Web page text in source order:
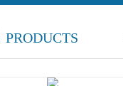
PRODUCTS